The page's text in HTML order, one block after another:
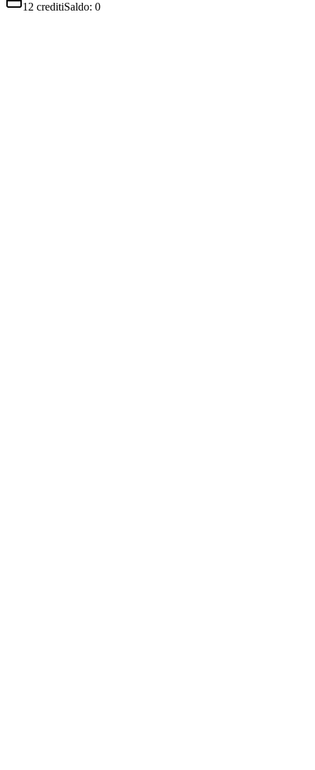
12 creditiSaldo: 0